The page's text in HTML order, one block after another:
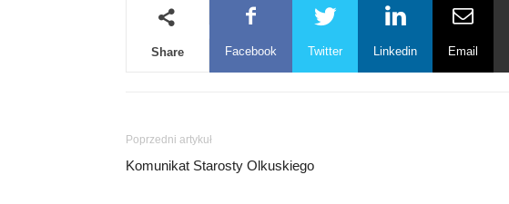
Share Facebook Twitter Linkedin Email
Poprzedni artykuł
Komunikat Starosty Olkuskiego